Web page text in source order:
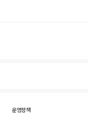
운영정책